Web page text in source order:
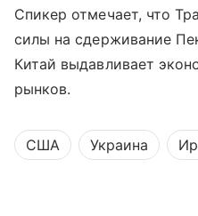
Спикер отмечает, что
силы на сдерживание
Китай выдавливает
рынков.
США Украина